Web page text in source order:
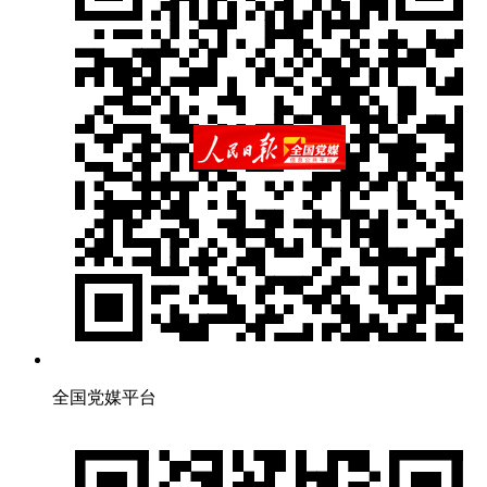
全国党媒平台